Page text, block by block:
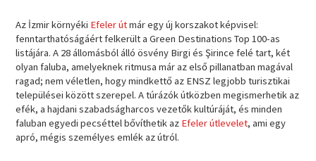
Az İzmir környéki Efeler útmár egy új korszakot képvisel:
fenntarthatóságáért felkerült a Green Destinations Top 100-as
listájára. A 28 állomásból álló ösvény Birgi és Şirince felé tart, két
olyan faluba, amelyeknek ritmusa már az első pillanatban magával
ragad; nem véletlen, hogy mindkettő az ENSZ legjobb turisztikai
települései között szerepel. A túrázók útközben megismerhetik az
efék, a hajdani szabadságharcos vezetők kultúráját, és minden
faluban egyedi pecséttel bővíthetik az Efeler útlevelet, ami egy
apró, mégis személyes emlék az útról.